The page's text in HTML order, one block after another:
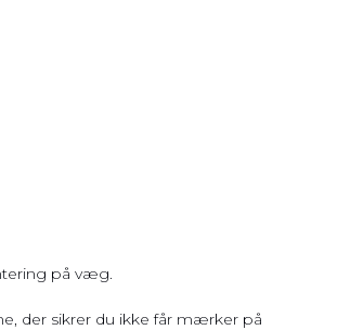
på væg.
der sikrer du ikke får mærker på